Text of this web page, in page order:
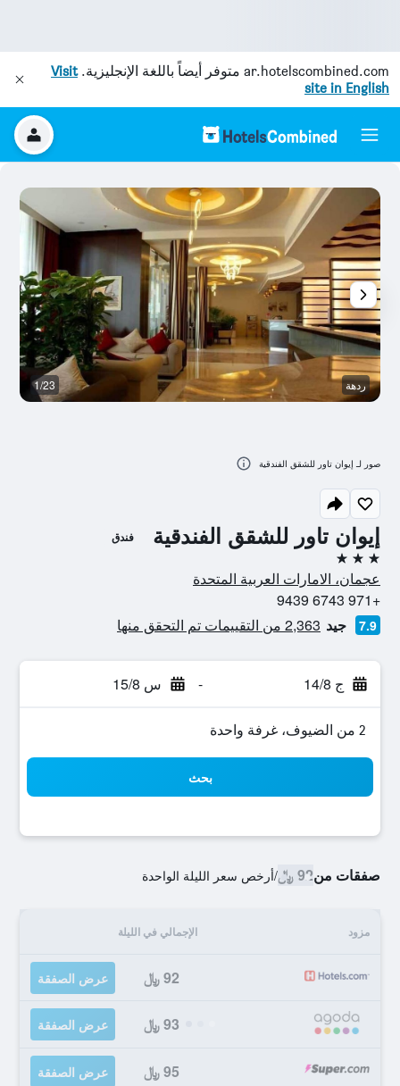
ar.hotelscombined.com متوفر أيضاً باللغة الإنجليزية.Visit
site in English
إيوان تاور للشقق الفندقية فندق
3 نجوم
عجمان، الامارات العربية المتحدة
+971 6743 9439
7.9 جيد 2,363 من التقييمات تم التحقق منها
ج 14/8 - س 15/8
2 من الضيوف، غرفة واحدة
بحث
صفقات من92 ﷼ /أرخص سعر الليلة الواحدة
مزود الإجمالي في الليلة
92 ﷼ عرض الصفقة
93 ﷼ عرض الصفقة
95 ﷼ عرض الصفقة
ردهة 1/23
صور لـ إيوان تاور للشقق الفندقية